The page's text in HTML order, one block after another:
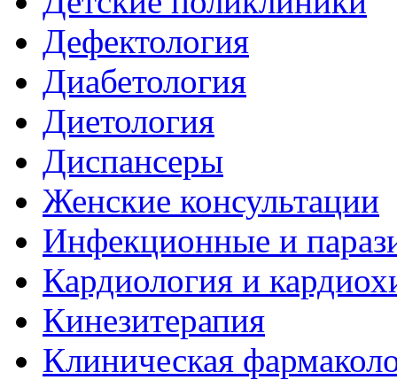
Дефектология
Диабетология
Диетология
Диспансеры
Женские консультации
Инфекционные и
Кардиология и
Кинезитерапия
Клиническая